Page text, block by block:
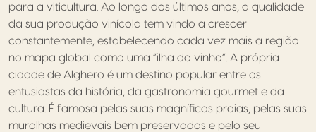
para a viticultura. Ao longo dos últimos anos, a qualidade
da sua produção vinícola tem vindo a crescer
constantemente, estabelecendo cada vez mais a região
no mapa global como uma “ilha do vinho”. A própria
cidade de Alghero é um destino popular entre os
entusiastas da história, da gastronomia gourmet e da
cultura. É famosa pelas suas magníficas praias, pelas suas
muralhas medievais bem preservadas e pelo seu